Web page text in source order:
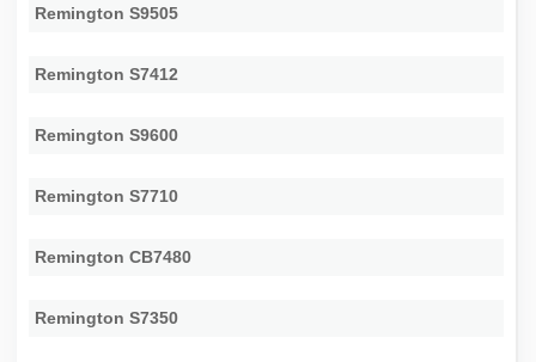
Remington S9505
Remington S7412
Remington S9600
Remington S7710
Remington CB7480
Remington S7350